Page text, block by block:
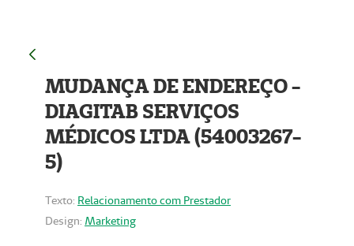
MUDANÇA DE ENDEREÇO -
DIAGITAB SERVIÇOS
MÉDICOS LTDA (54003267-
5)
Texto: Relacionamento com Prestador
Design: Marketing